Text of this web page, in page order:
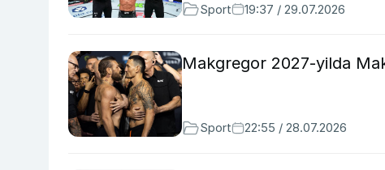
Sport 19:37 / 29.07.2026
Makgregor 2027-yilda
Sport 22:55 / 28.07.2026